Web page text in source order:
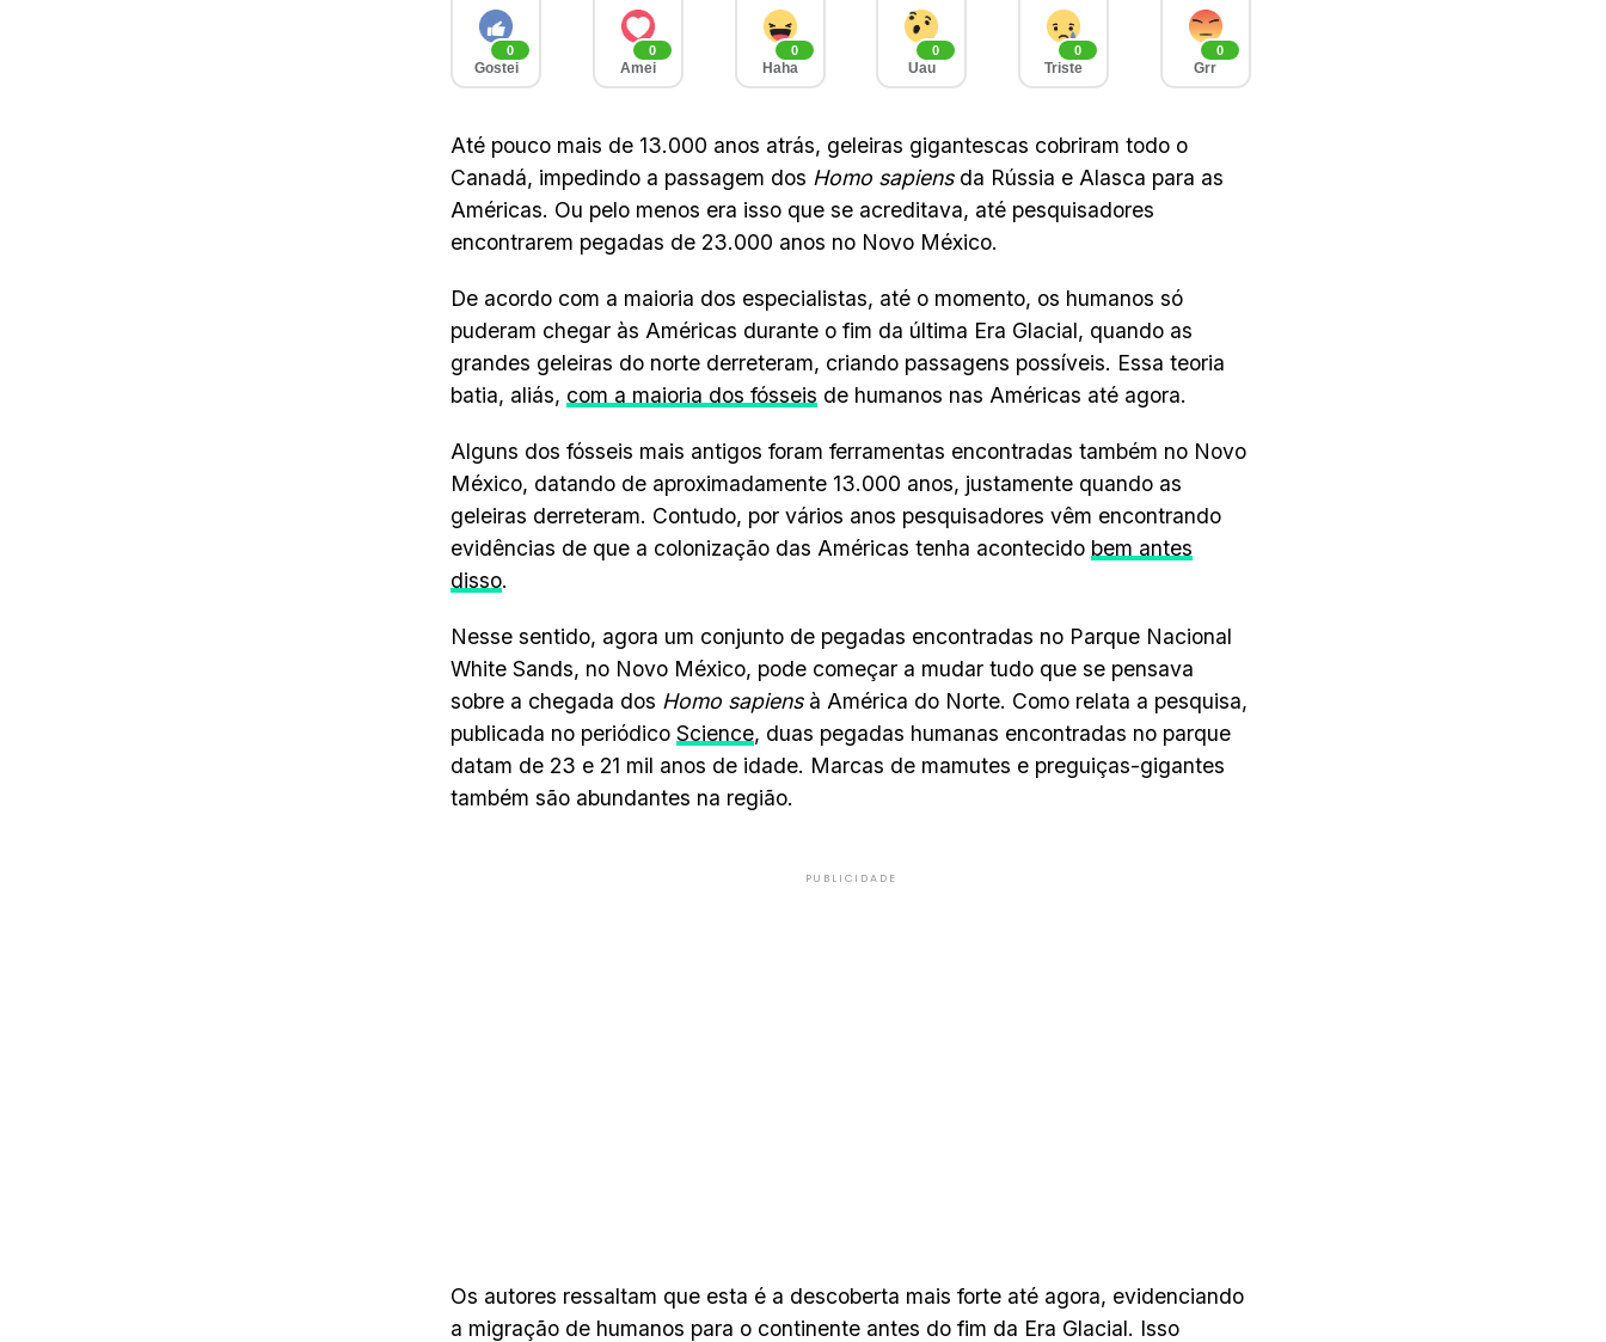
0
Gostei
0
Amei
0
Haha
0
Uau
0
Triste
0
Grr
Até pouco mais de 13.000 anos atrás, geleiras gigantescas cobriram todo o
Canadá, impedindo a passagem dos Homo sapiensda Rússia e Alasca para as
Américas. Ou pelo menos era isso que se acreditava, até pesquisadores
encontrarem pegadas de 23.000 anos no Novo México.
De acordo com a maioria dos especialistas, até o momento, os humanos só
puderam chegar às Américas durante o fim da última Era Glacial, quando as
grandes geleiras do norte derreteram, criando passagens possíveis. Essa teoria
batia, aliás, com a maioria dos fósseis de humanos nas Américas até agora.
Alguns dos fósseis mais antigos foram ferramentas encontradas também no Novo
México, datando de aproximadamente 13.000 anos, justamente quando as
geleiras derreteram. Contudo, por vários anos pesquisadores vêm encontrando
evidências de que a colonização das Américas tenha acontecido bem antes
disso.
Nesse sentido, agora um conjunto de pegadas encontradas no Parque Nacional
White Sands, no Novo México, pode começar a mudar tudo que se pensava
sobre a chegada dos Homo sapiensà América do Norte. Como relata a pesquisa,
publicada no periódico Science, duas pegadas humanas encontradas no parque
datam de 23 e 21 mil anos de idade. Marcas de mamutes e preguiças-gigantes
também são abundantes na região.
PUBLICIDADE
Os autores ressaltam que esta é a descoberta mais forte até agora, evidenciando
a migração de humanos para o continente antes do fim da Era Glacial. Isso